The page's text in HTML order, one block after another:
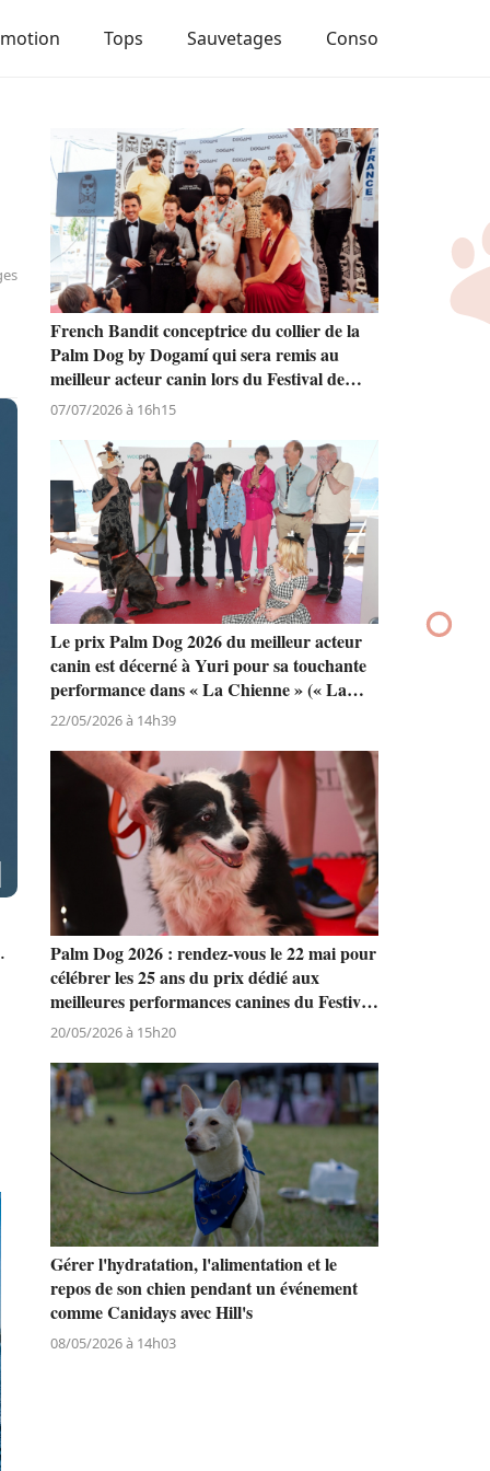
Tops Sauvetages Conso
French Bandit conceptrice du collier de la
Palm Dog by Dogamí qui sera remis au
meilleur acteur canin lors du Festival de
Cannes
07/07/2026 à 16h15
Le prix Palm Dog 2026 du meilleur acteur
canin est décerné à Yuri pour sa touchante
performance dans « La Chienne » (« La
Perra ») de Dominga Sotomayor
22/05/2026 à 14h39
Palm Dog 2026 : rendez-vous le 22 mai pour
célébrer les 25 ans du prix dédié aux
meilleures performances canines du Festival
de Cannes
20/05/2026 à 15h20
Gérer l'hydratation, l'alimentation et le
repos de son chien pendant un événement
comme Canidays avec Hill's
08/05/2026 à 14h03